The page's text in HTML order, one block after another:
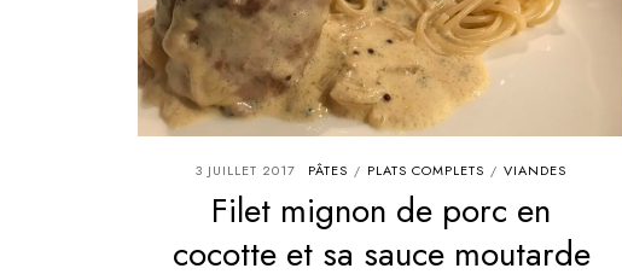
3 JUILLET 2017 PÂTES / PLATS COMPLETS / VIANDES
Filet mignon de porc en
cocotte et sa sauce moutarde